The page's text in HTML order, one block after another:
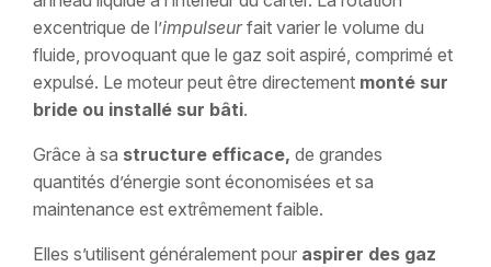
excentrique de l’impulseurfait varier le volume du
fluide, provoquant que le gaz soit aspiré, comprimé et
expulsé. Le moteur peut être directement monté sur
bride ou installé sur bâti.
Grâce à sa structure efficace, de grandes
quantités d’énergie sont économisées et sa
maintenance est extrêmement faible.
Elles s’utilisent généralement pour aspirer des gaz